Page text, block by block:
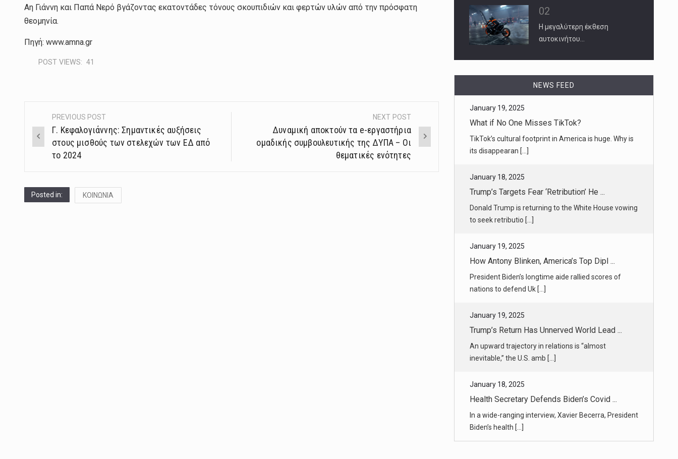
Αη Γιάννη και Παπά Νερό βγάζοντας εκατοντάδες τόνους σκουπιδιών και φερτών υλών από την πρόσφατη
θεομηνία.
Πηγή: www.amna.gr
POST VIEWS: 41
Post
navigation
PREVIOUS POST
Γ. Κεφαλογιάννης: Σημαντικές αυξήσεις
στους μισθούς των στελεχών των ΕΔ από
το 2024
NEXT POST
Δυναμική αποκτούν τα e-εργαστήρια
ομαδικής συμβουλευτικής της ΔΥΠΑ – Οι
θεματικές ενότητες
Posted in: ΚΟΙΝΩΝΙΑ
02
Η μεγαλύτερη έκθεση
αυτοκινήτου…
NEWS FEED
January 19, 2025
What if No One Misses TikTok?
TikTok’s cultural footprint in America is huge. Why is
January 18, 2025
Trump’s Targets Fear ‘Retribution’ He ...
January 19, 2025
How Antony Blinken, America’s Top Dipl ...
January 19, 2025
Trump’s Return Has Unnerved World Lead ...
January 18, 2025
Health Secretary Defends Biden’s Covid ...
January 18, 2025
Amid Wildfires, a New Reality for L.A. ...